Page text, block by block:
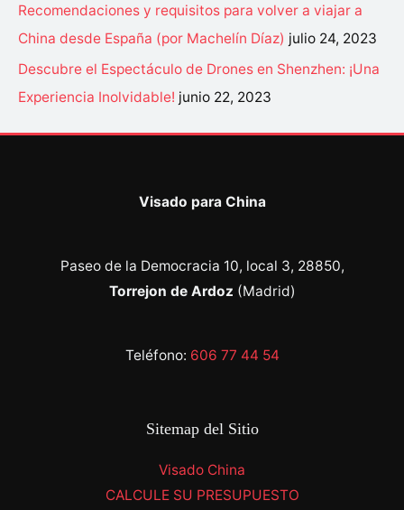
Recomendaciones y requisitos para volver a viajar a
China desde España (por Machelín Díaz) julio 24, 2023
Descubre el Espectáculo de Drones en Shenzhen: ¡Una
Experiencia Inolvidable! junio 22, 2023
Visado para China
Paseo de la Democracia 10, local 3, 28850,
Torrejon de Ardoz (Madrid)
Teléfono: 606 77 44 54
Sitemap del Sitio
Visado China
CALCULE SU PRESUPUESTO